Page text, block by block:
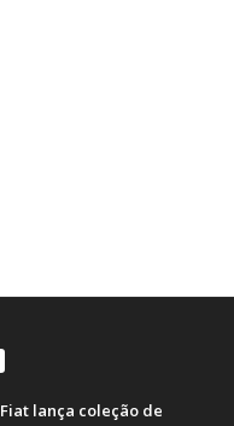
Fiat lança coleção de